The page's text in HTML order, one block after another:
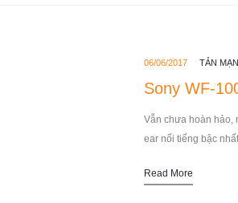
06/06/2017 TẢN MẠN
Sony WF-
Vẫn chưa hoàn hảo,
ear nổi tiếng bậc
Read More